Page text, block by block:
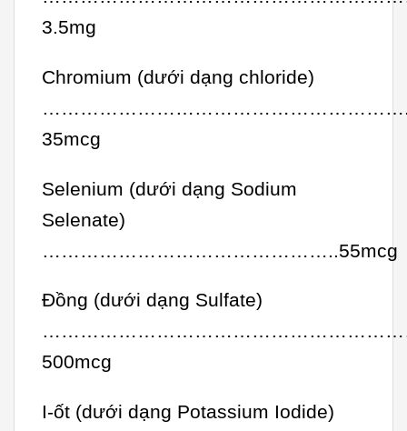
3.5mg
Chromium (dưới dạng chloride)
35mcg
Selenium (dưới dạng Sodium
Selenate)
………………………………………..55mcg
Đồng (dưới dạng Sulfate)
500mcg
I-ốt (dưới dạng Potassium Iodide)